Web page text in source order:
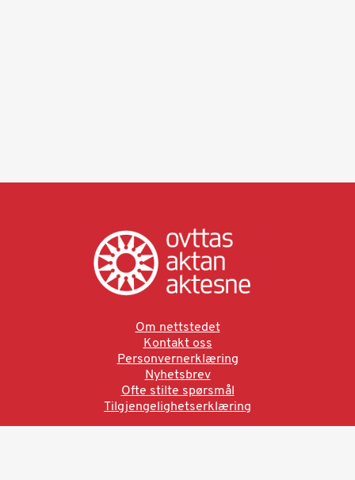
Om nettstedet
Kontakt oss
Personvernerklæring
Nyhetsbrev
Ofte stilte spørsmål
Tilgjengelighetserklæring